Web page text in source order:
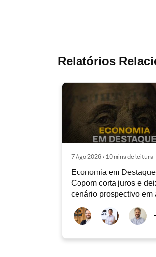
Relatórios
7 Ago 2026 • 10 mins de leitura
Economia em
Copom corta juros e
cenário prospectivo em